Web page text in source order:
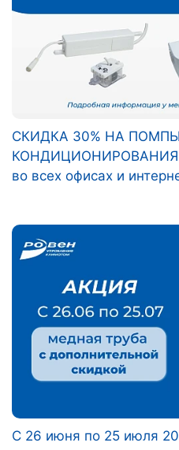
СКИДКА 30% НА
КОНДИЦИОНИРОВАНИЯ!
во всех офисах и
C 26 июня по 25 июля